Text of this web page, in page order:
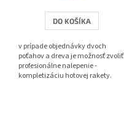
3,8
z
hviezdičiek.
DO KOŠÍKA
v prípade objednávky dvoch
poťahov a dreva je možnosť zvoliť
profesionálne nalepenie -
kompletizáciu hotovej rakety.